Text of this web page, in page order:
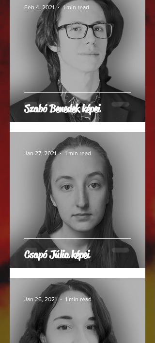
Szabó Benedek képei
Feb 4, 2021 1 min read
Csapó Júlia képei
Jan 27, 2021 1 min read
Jan 26, 2021 1 min read